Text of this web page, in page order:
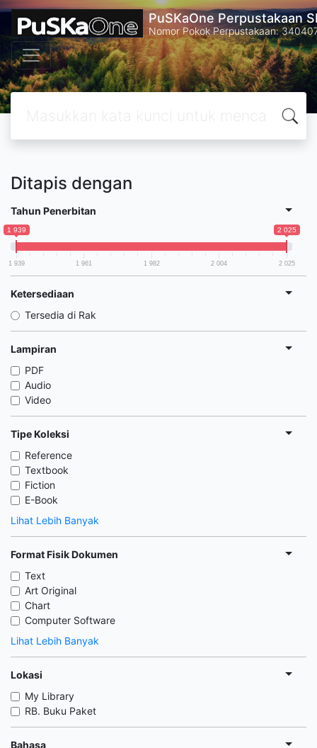
PuSKaOne Perpustakaan
Nomor Pokok Perpustakaan:
Ditapis dengan
Tahun Penerbitan
1 939 2 025
1 939 1 961 1 982 2 004 2 025
Ketersediaan
Tersedia di Rak
Lampiran
PDF
Audio
Video
Tipe Koleksi
Reference
Textbook
Fiction
E-Book
Lihat Lebih Banyak
Format Fisik Dokumen
Text
Art Original
Chart
Computer Software
Lihat Lebih Banyak
Lokasi
My Library
RB. Buku Paket
Bahasa